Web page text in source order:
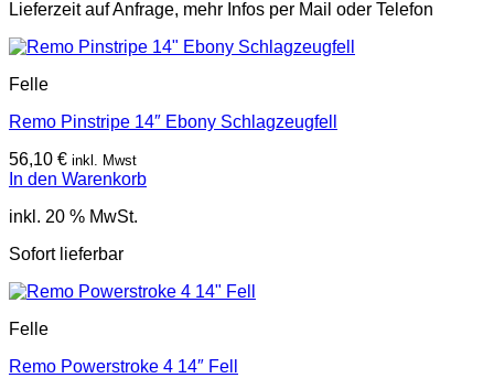
Lieferzeit auf Anfrage, mehr Infos per Mail oder Telefon
Felle
Remo Pinstripe 14″ Ebony Schlagzeugfell
56,10 € inkl. Mwst
In den Warenkorb
inkl. 20 % MwSt.
Sofort lieferbar
Felle
Remo Powerstroke 4 14″ Fell